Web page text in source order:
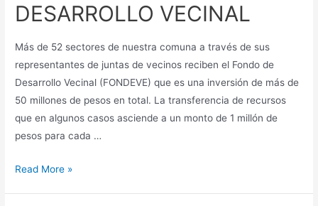
DESARROLLO VECINAL
Más de 52 sectores de nuestra comuna a través de sus
representantes de juntas de vecinos reciben el Fondo de
Desarrollo Vecinal (FONDEVE) que es una inversión de más de
50 millones de pesos en total. La transferencia de recursos
que en algunos casos asciende a un monto de 1 millón de
pesos para cada …
Read More »